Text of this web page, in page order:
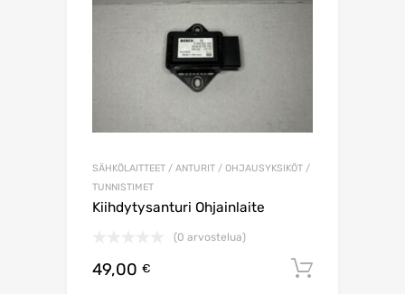
SÄHKÖLAITTEET / ANTURIT / OHJAUSYKSIKÖT /
TUNNISTIMET
Kiihdytysanturi Ohjainlaite
(0 arvostelua)
49,00 €